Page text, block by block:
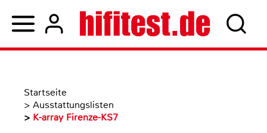
Startseite
> Ausstattungslisten
> K-array Firenze-KS7